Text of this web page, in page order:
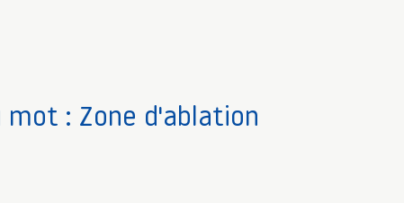
mot : Zone d'ablation